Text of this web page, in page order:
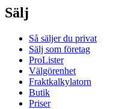
Sälj
Så säljer du privat
Sälj som företag
ProLister
Välgörenhet
Fraktkalkylatorn
Butik
Priser